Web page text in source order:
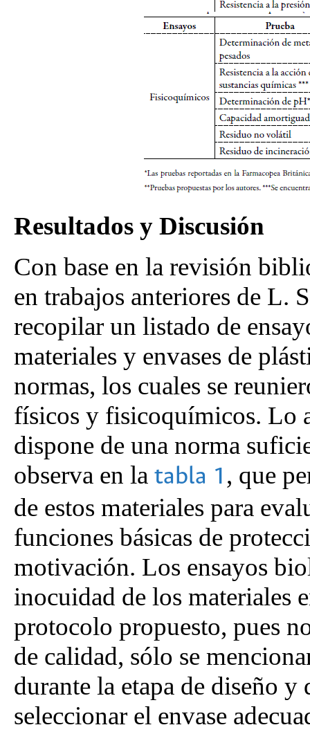
Resultados y Discusión
Con base en la revisión
en trabajos anteriores de L.
recopilar un listado de
materiales y envases de
normas, los cuales se
físicos y fisicoquímicos. Lo
dispone de una norma
observa en la tabla 1 , que
de estos materiales para
funciones básicas de
motivación. Los ensayos
inocuidad de los materiales
protocolo propuesto, pues
de calidad, sólo se
durante la etapa de diseño
seleccionar el envase